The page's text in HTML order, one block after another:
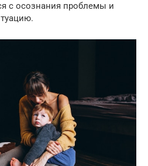
с осознания проблемы и